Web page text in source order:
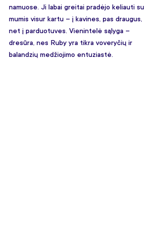
namuose. Ji labai greitai pradėjo keliauti su
mumis visur kartu – į kavines, pas draugus,
net į parduotuves. Vienintelė sąlyga –
dresūra, nes Ruby yra tikra voveryčių ir
balandzių medžiojimo entuziastė.